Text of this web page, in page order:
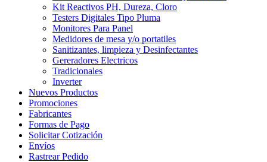
Kit Reactivos PH, Dureza, Cloro
Testers Digitales Tipo Pluma
Monitores Para Panel
Medidores de mesa y/o portatiles
Sanitizantes, limpieza y Desinfectantes
Gereradores Electricos
Tradicionales
Inverter
Nuevos Productos
Promociones
Fabricantes
Formas de Pago
Solicitar Cotización
Envíos
Rastrear Pedido